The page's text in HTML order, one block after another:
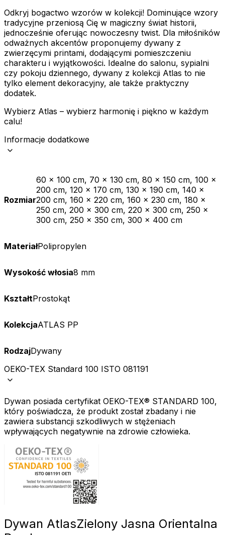
Odkryj bogactwo wzorów w kolekcji! Dominujące wzory
tradycyjne przeniosą Cię w magiczny świat historii,
jednocześnie oferując nowoczesny twist. Dla miłośników
odważnych akcentów proponujemy dywany z
zwierzęcymi printami, dodającymi pomieszczeniu
charakteru i wyjątkowości. Idealne do salonu, sypialni
czy pokoju dziennego, dywany z kolekcji Atlas to nie
tylko element dekoracyjny, ale także praktyczny
dodatek.
Wybierz Atlas – wybierz harmonię i piękno w każdym
calu!
Informacje dodatkowe
Rozmiar
60 x 100 cm, 70 x 130 cm, 80 x 150 cm, 100 x
200 cm, 120 x 170 cm, 130 x 190 cm, 140 x
200 cm, 160 x 220 cm, 160 x 230 cm, 180 x
250 cm, 200 x 300 cm, 220 x 300 cm, 250 x
300 cm, 250 x 350 cm, 300 x 400 cm
MateriałPolipropylen
Wysokość włosia8 mm
KształtProstokąt
KolekcjaATLAS PP
RodzajDywany
OEKO-TEX Standard 100 ISTO 081191
Dywan posiada certyfikat OEKO-TEX® STANDARD 100,
który poświadcza, że produkt został zbadany i nie
zawiera substancji szkodliwych w stężeniach
wpływających negatywnie na zdrowie człowieka.
Dywan AtlasZielony Jasna Orientalna